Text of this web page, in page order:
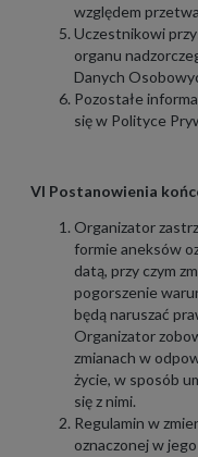
względem
Uczestnikowi
organu
Danych
Pozostałe
się w Polityce
VI Postanowienia
Organizator
formie aneksów
datą, przy czym
pogorszenie
będą naruszać
Organizator
zmianach w
życie, w sposób
się z nimi.
Regulamin w
oznaczonej w